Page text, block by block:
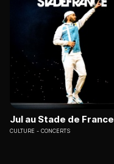
Jul au Stade de France
CULTURE CONCERTS